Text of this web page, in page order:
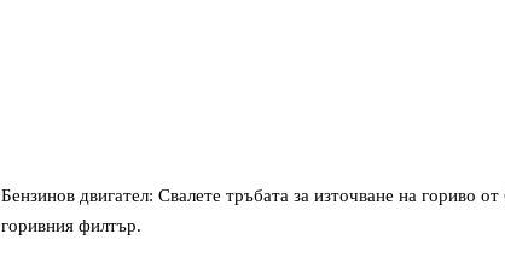
Бензинов двигател: Свалете тръбата за източване на гориво
горивния филтър.